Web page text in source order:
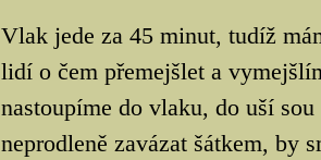
Vlak jede za 45 minut, tudíž
lidí o čem přemejšlet a
nastoupíme do vlaku, do uší
neprodleně zavázat šátkem, by